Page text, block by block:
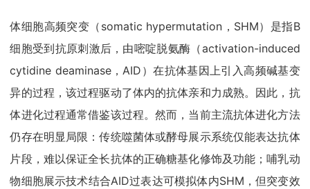
体细胞高频突变（somatic hypermutation，SHM）是指B
细胞受到抗原刺激后，由嘧啶脱氨酶（activation-induced
cytidine deaminase，AID）在抗体基因上引入高频碱基变
异的过程，该过程驱动了体内的抗体亲和力成熟。因此，抗
体进化过程通常借鉴该过程。然而，当前主流抗体进化方法
仍存在明显局限：传统噬菌体或酵母展示系统仅能表达抗体
片段，难以保证全长抗体的正确糖基化修饰及功能；哺乳动
物细胞展示技术结合AID过表达可模拟体内SHM，但突变效